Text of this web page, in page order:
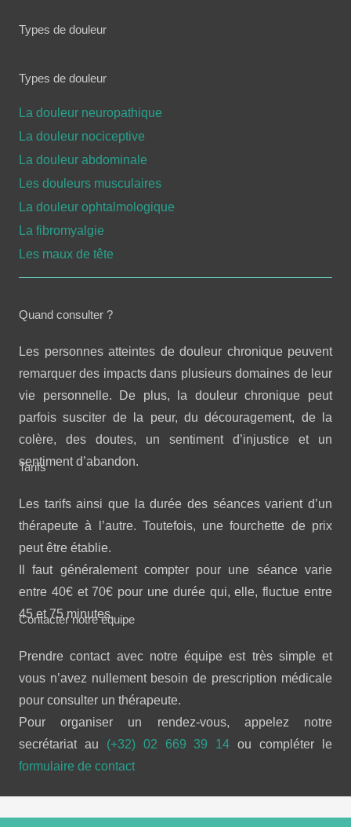
Types de douleur
Types de douleur
La douleur neuropathique
La douleur nociceptive
La douleur abdominale
Les douleurs musculaires
La douleur ophtalmologique
La fibromyalgie
Les maux de tête
Quand consulter ?
Les personnes atteintes de douleur chronique peuvent
remarquer des impacts dans plusieurs domaines de leur
vie personnelle. De plus, la douleur chronique peut
parfois susciter de la peur, du découragement, de la
colère, des doutes, un sentiment d’injustice et un
sentiment d’abandon.
Tarifs
Les tarifs ainsi que la durée des séances varient d’un
thérapeute à l’autre. Toutefois, une fourchette de prix
peut être établie.
Il faut généralement compter pour une séance varie
entre 40€ et 70€ pour une durée qui, elle, fluctue entre
45 et 75 minutes.
Contacter notre équipe
Prendre contact avec notre équipe est très simple et
vous n’avez nullement besoin de prescription médicale
pour consulter un thérapeute.
Pour organiser un rendez-vous, appelez notre
secrétariat au (+32) 02 669 39 14ou compléter le
formulaire de contact